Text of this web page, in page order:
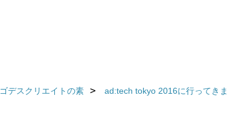
ゴデスクリエイトの素 ad:tech tokyo 2016に行ってき